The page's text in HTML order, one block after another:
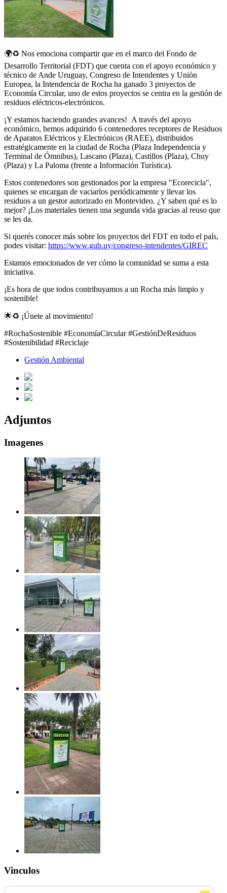
🌍♻️ Nos emociona compartir que en el marco del Fondo de
Desarrollo Territorial (FDT) que cuenta con el apoyo económico y
técnico de Ande Uruguay, Congreso de Intendentes y Uniòn
Europea, la Intendencia de Rocha ha ganado 3 proyectos de
Economía Circular, uno de estos proyectos se centra en la gestión de
residuos eléctricos-electrónicos.
¡Y estamos haciendo grandes avances! A través del apoyo
económico, hemos adquirido 6 contenedores receptores de Residuos
de Aparatos Eléctricos y Electrónicos (RAEE), distribuidos
estratégicamente en la ciudad de Rocha (Plaza Independencia y
Terminal de Ómnibus), Lascano (Plaza), Castillos (Plaza), Chuy
(Plaza) y La Paloma (frente a Información Turística).
Estos contenedores son gestionados por la empresa "Ecorecicla",
quienes se encargan de vaciarlos periódicamente y llevar los
residuos a un gestor autorizado en Montevideo. ¿Y saben qué es lo
mejor? ¡Los materiales tienen una segunda vida gracias al reuso que
se les da.
Si querés conocer más sobre los proyectos del FDT en todo el país,
podes visitar: https://www.gub.uy/congreso-intendentes/GIREC
Estamos emocionados de ver cómo la comunidad se suma a esta
iniciativa.
¡Es hora de que todos contribuyamos a un Rocha más limpio y
sostenible!
🌟♻️ ¡Únete al movimiento!
#RochaSostenible #EconomíaCircular #GestiónDeResiduos
#Sostenibilidad #Reciclaje
Gestión Ambiental
Adjuntos
Imagenes
Vinculos